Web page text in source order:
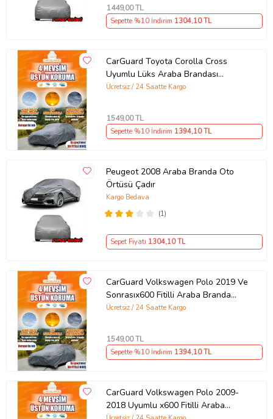
1449,00 TL
Sepette %10 İndirim 1304,10 TL
CarGuard Toyota Corolla Cross
Uyumlu Lüks Araba Brandası
Miflonlu Branda Oto Çadır Örtü
Ücretsiz / 24 Saatte Kargo
1549,00 TL
Sepette %10 İndirim 1394,10 TL
Peugeot 2008 Araba Branda Oto
Örtüsü Çadır
(1)
Kargo Bedava
Sepet Fiyatı 1304,10 TL
CarGuard Volkswagen Polo 2019 Ve
Sonrasıx600 Fitilli Araba Branda
Miflonlu Oto Çadır Örtü
Ücretsiz / 24 Saatte Kargo
1549,00 TL
Sepette %10 İndirim 1394,10 TL
CarGuard Volkswagen Polo 2009-
2018 Uyumlu x600 Fitilli Araba